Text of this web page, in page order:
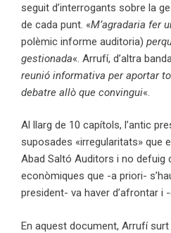
seguit d’interrogants sobre la
de cada punt. «M’agradaria fer
polèmic informe auditoria)
gestionada«. Arrufí, d’altra
reunió informativa per aportar
debatre allò que convingui«.
Al llarg de 10 capítols, l’antic
suposades «irregularitats» que
Abad Saltó Auditors i no
econòmiques que -a priori-
president- va haver d’afrontar i
En aquest document, Arrufí